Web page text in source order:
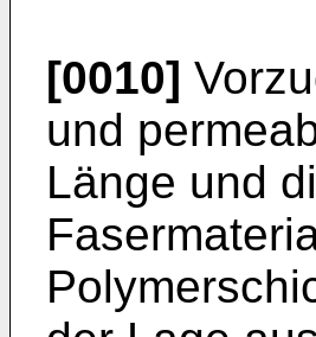
[0010]
und
Länge und